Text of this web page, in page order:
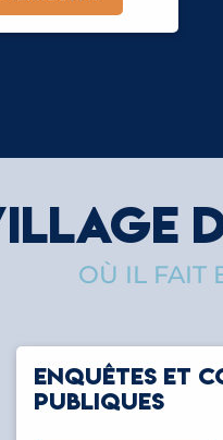
OÙ IL FAIT
ENQUÊTES ET
PUBLIQUES